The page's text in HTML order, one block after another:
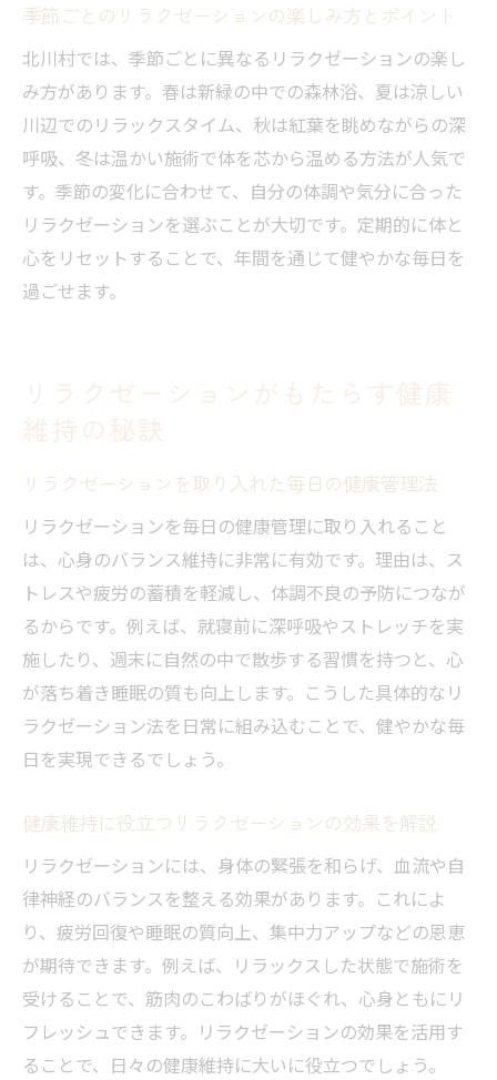
季節ごとのリラクゼーションの楽しみ方とポイント
北川村では、季節ごとに異なるリラクゼーションの楽し
み方があります。春は新緑の中での森林浴、夏は涼しい
川辺でのリラックスタイム、秋は紅葉を眺めながらの深
呼吸、冬は温かい施術で体を芯から温める方法が人気で
す。季節の変化に合わせて、自分の体調や気分に合った
リラクゼーションを選ぶことが大切です。定期的に体と
心をリセットすることで、年間を通じて健やかな毎日を
過ごせます。
リラクゼーションがもたらす健康
維持の秘訣
リラクゼーションを取り入れた毎日の健康管理法
リラクゼーションを毎日の健康管理に取り入れること
は、心身のバランス維持に非常に有効です。理由は、ス
トレスや疲労の蓄積を軽減し、体調不良の予防につなが
るからです。例えば、就寝前に深呼吸やストレッチを実
施したり、週末に自然の中で散歩する習慣を持つと、心
が落ち着き睡眠の質も向上します。こうした具体的なリ
ラクゼーション法を日常に組み込むことで、健やかな毎
日を実現できるでしょう。
健康維持に役立つリラクゼーションの効果を解説
リラクゼーションには、身体の緊張を和らげ、血流や自
律神経のバランスを整える効果があります。これによ
り、疲労回復や睡眠の質向上、集中力アップなどの恩恵
が期待できます。例えば、リラックスした状態で施術を
受けることで、筋肉のこわばりがほぐれ、心身ともにリ
フレッシュできます。リラクゼーションの効果を活用す
ることで、日々の健康維持に大いに役立つでしょう。